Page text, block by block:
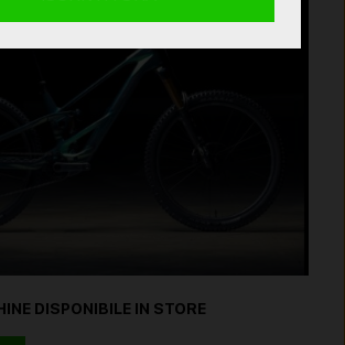
DISPONIBILE IN STORE